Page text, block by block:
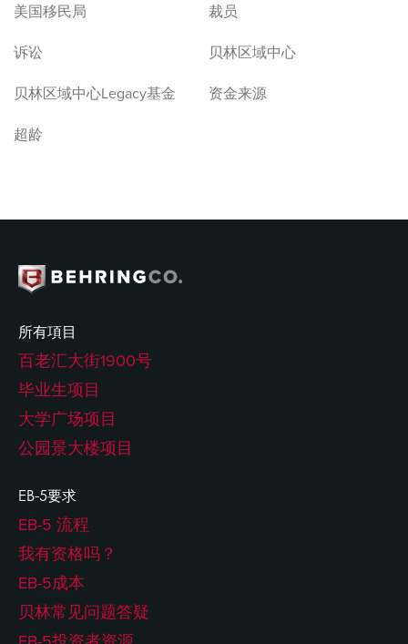
美国移民局
裁员
诉讼
贝林区域中心
贝林区域中心Legacy基金
资金来源
超龄
所有項目
百老汇大街1900号
毕业生项目
大学广场项目
公园景大楼项目
EB-5要求
EB-5 流程
我有资格吗？
EB-5成本
贝林常见问题答疑